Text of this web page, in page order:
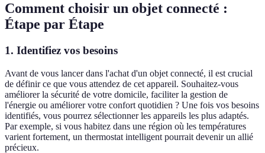
Comment choisir un objet connecté :
Étape par Étape
1. Identifiez vos besoins
Avant de vous lancer dans l'achat d'un objet connecté, il est crucial
de définir ce que vous attendez de cet appareil. Souhaitez-vous
améliorer la sécurité de votre domicile, faciliter la gestion de
l'énergie ou améliorer votre confort quotidien ? Une fois vos besoins
identifiés, vous pourrez sélectionner les appareils les plus adaptés.
Par exemple, si vous habitez dans une région où les températures
varient fortement, un thermostat intelligent pourrait devenir un allié
précieux.